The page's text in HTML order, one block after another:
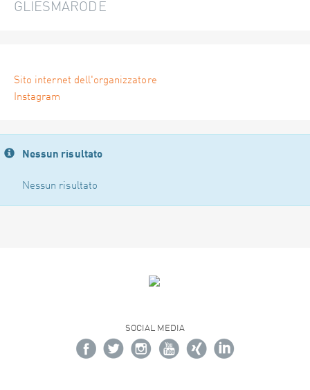
GLIESMARODE
Sito internet dell'organizzatore
Instagram
Nessun risultato
Nessun risultato
SOCIAL MEDIA